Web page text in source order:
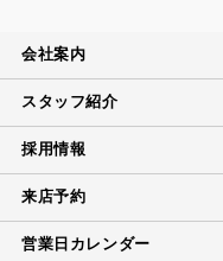
会社案内
スタッフ紹介
採用情報
来店予約
営業日カレンダー